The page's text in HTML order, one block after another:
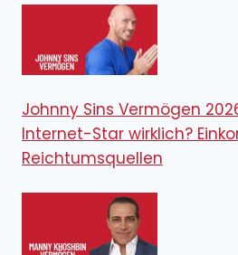
Johnny Sins Vermögen
Internet-Star wirklich?
Reichtumsquellen